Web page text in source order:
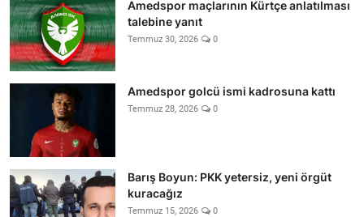
Amedspor maçlarının Kürtçe anlatılması
talebine yanıt
Temmuz 30, 2026 0
Amedspor golcü ismi kadrosuna kattı
Temmuz 28, 2026 0
Barış Boyun: PKK yetersiz, yeni örgüt
kuracağız
Temmuz 15, 2026 0